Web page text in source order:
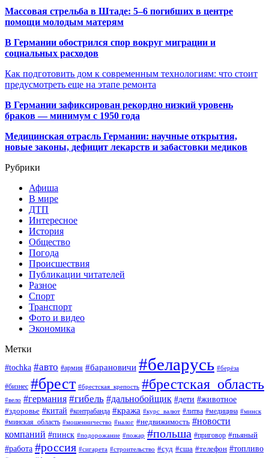
Массовая стрельба в Штаде: 5–6 погибших в центре
помощи молодым матерям
В Германии обострился спор вокруг миграции и
социальных расходов
Как подготовить дом к современным технологиям: что стоит
предусмотреть еще на этапе ремонта
В Германии зафиксирован рекордно низкий уровень
браков — минимум с 1950 года
Медицинская отрасль Германии: научные открытия,
новые законы, дефицит лекарств и забастовки медиков
Рубрики
Афиша
В мире
ДТП
Интересное
История
Общество
Погода
Происшествия
Публикации читателей
Разное
Спорт
Транспорт
Фото и видео
Экономика
Метки
#tochka #авто #армия #барановичи #беларусь #берёза
#бизнес #брест #брестская_крепость #брестская_область
#вело #германия #гибель #дальнобойщик #дети #животное
#здоровье #китай #контрабанда #кража #курс_валют #литва #медицина #минск
#минская_область #мошенничество #налог #недвижимость #новости
компаний #пинск #подорожание #пожар #польша #приговор #пьяный
#работа #россия #сигарета #строительство #суд #сша #телефон #топливо